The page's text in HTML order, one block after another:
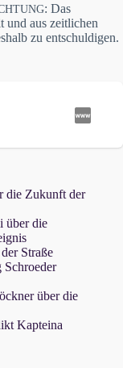
: Das
und aus zeitlichen
zu entschuldigen.
die Zukunft der
über die
Straße
Schroeder
über die
Kapteina